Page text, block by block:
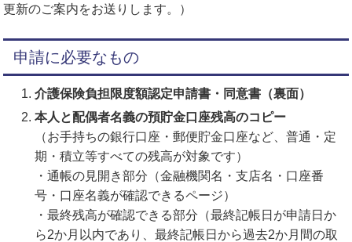
更新のご案内をお送りします。）
申請に必要なもの
介護保険負担限度額認定申請書・同意書（裏面）
本人と配偶者名義の預貯金口座残高のコピー
（お手持ちの銀行口座・郵便貯金口座など、普通・定
期・積立等すべての残高が対象です）
・通帳の見開き部分（金融機関名・支店名・口座番
号・口座名義が確認できるページ）
・最終残高が確認できる部分（最終記帳日が申請日か
ら2か月以内であり、最終記帳日から過去2か月間の取